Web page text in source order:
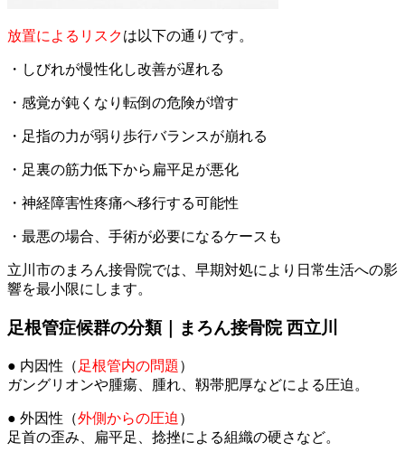
放置によるリスクは以下の通りです。
・しびれが慢性化し改善が遅れる
・感覚が鈍くなり転倒の危険が増す
・足指の力が弱り歩行バランスが崩れる
・足裏の筋力低下から扁平足が悪化
・神経障害性疼痛へ移行する可能性
・最悪の場合、手術が必要になるケースも
立川市のまろん接骨院では、早期対処により日常生活への影
響を最小限にします。
足根管症候群の分類｜まろん接骨院 西立川
● 内因性（ 足根管内の問題 ）
ガングリオンや腫瘍、腫れ、靱帯肥厚などによる圧迫。
● 外因性（外側からの圧迫 ）
足首の歪み、扁平足、捻挫による組織の硬さなど。